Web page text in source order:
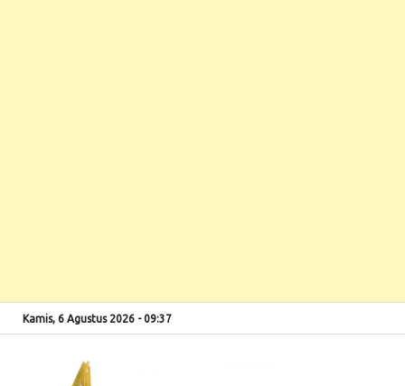
Kamis, 6 Agustus 2026 - 09:37